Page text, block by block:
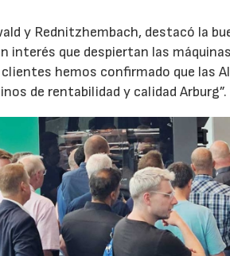
y Rednitzhembach, destacó la
interés que despiertan las
hemos confirmado que las
de rentabilidad y calidad Arburg”.